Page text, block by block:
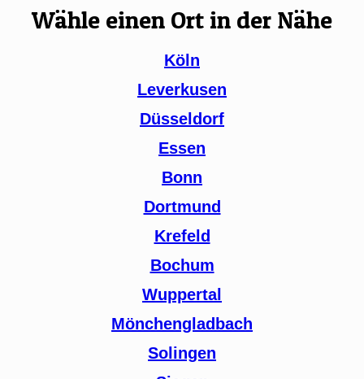
Wähle einen Ort in der Nähe
Köln
Leverkusen
Düsseldorf
Essen
Bonn
Dortmund
Krefeld
Bochum
Wuppertal
Mönchengladbach
Solingen